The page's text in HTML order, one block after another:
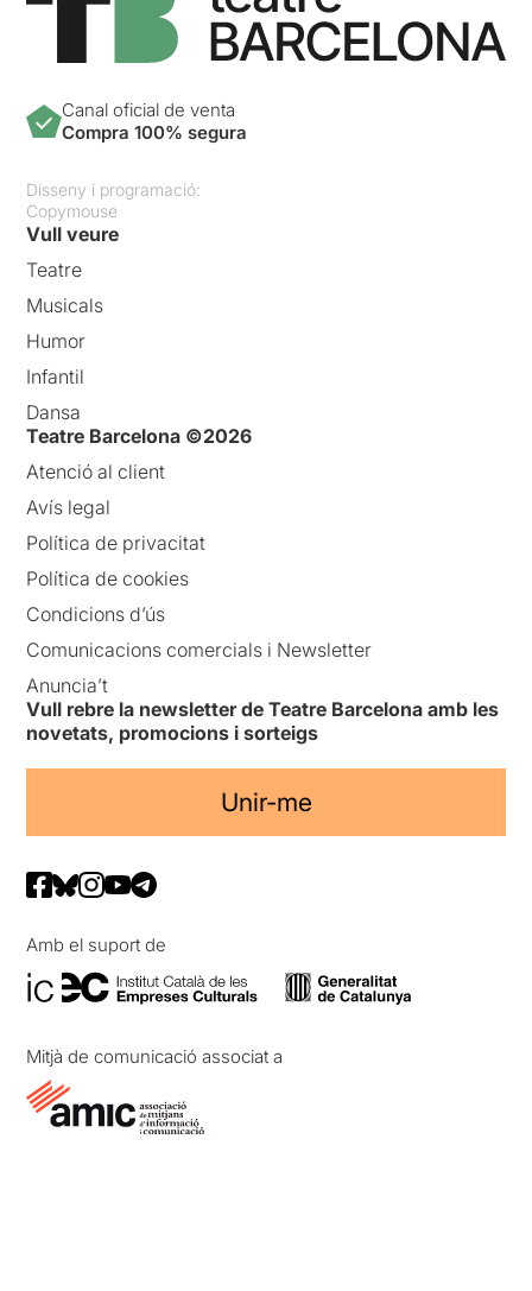
Canal oficial de venta
Compra 100% segura
Disseny i programació:
Copymouse
Vull veure
Teatre
Musicals
Humor
Infantil
Dansa
Teatre Barcelona ©2026
Atenció al client
Avís legal
Política de privacitat
Política de cookies
Condicions d’ús
Comunicacions comercials i Newsletter
Anuncia’t
Vull rebre la newsletter de Teatre Barcelona amb les
novetats, promocions i sorteigs
Unir-me
Amb el suport de
Mitjà de comunicació associat a